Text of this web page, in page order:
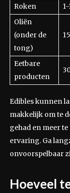
Roken
Oliën
(onder de
tong)
Eetbare
producten
Edibles kunnen
makkelijk om te
gehad en meer
ervaring. Ga
onvoorspelbaar
Hoeveel